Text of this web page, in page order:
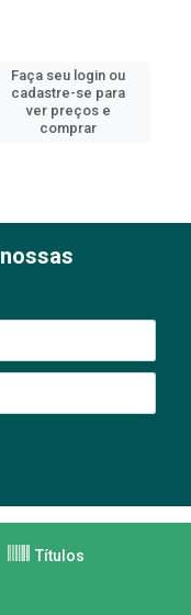
Faça seu login ou
cadastre-se para
ver preços e
comprar
Títulos